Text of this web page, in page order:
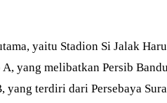
yaitu Stadion Si Jalak
yang melibatkan Persib
terdiri dari Persebaya